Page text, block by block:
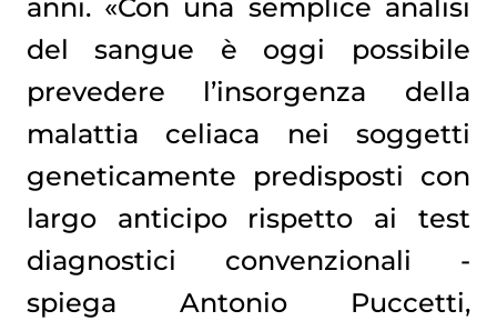
anni. «Con una semplice analisi
del sangue è oggi possibile
prevedere l’insorgenza della
malattia celiaca nei soggetti
geneticamente predisposti con
largo anticipo rispetto ai test
diagnostici convenzionali -
spiega Antonio Puccetti,